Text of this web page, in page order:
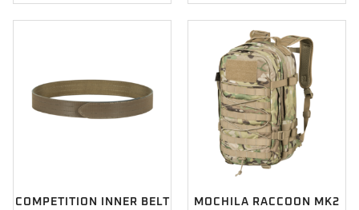
COMPETITION INNER BELT
MOCHILA RACCOON MK2